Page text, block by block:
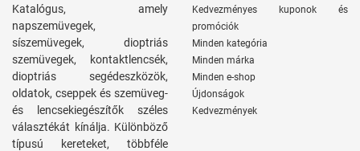
Katalógus, amely
napszemüvegek,
síszemüvegek, dioptriás
szemüvegek, kontaktlencsék,
dioptriás segédeszközök,
oldatok, cseppek és szemüveg-
és lencsekiegészítők széles
választékát kínálja. Különböző
típusú kereteket, többféle
Kedvezményes kuponok és
promóciók
Minden kategória
Minden márka
Minden e-shop
Újdonságok
Kedvezmények